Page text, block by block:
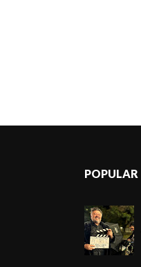
POPULAR